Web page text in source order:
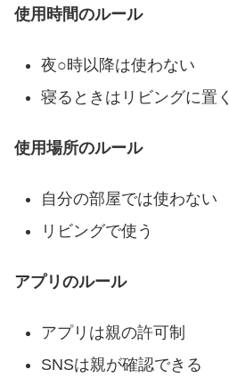
使用時間のルール
夜○時以降は使わない
寝るときはリビングに置く
使用場所のルール
自分の部屋では使わない
リビングで使う
アプリのルール
アプリは親の許可制
SNSは親が確認できる